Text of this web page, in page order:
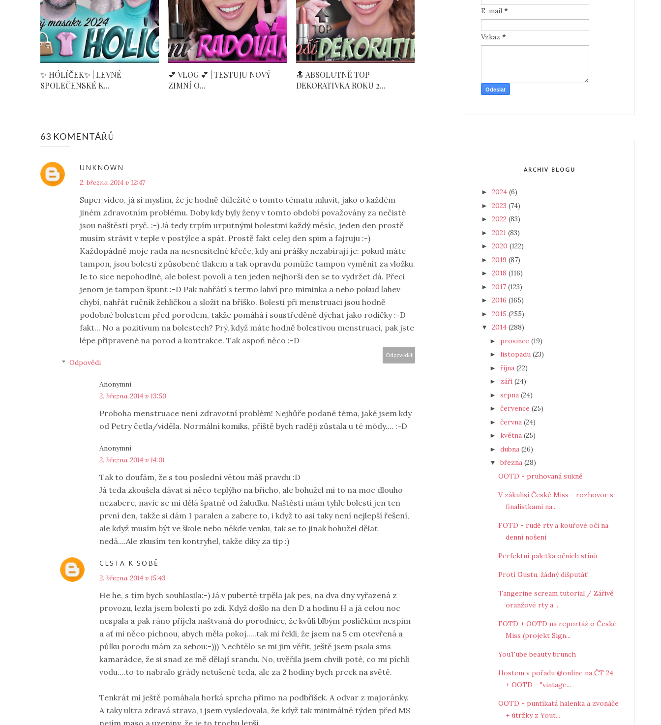
✨ HÓLÍČEK✨ | LEVNÉ
SPOLEČENSKÉ K...
💕 VLOG 💕 | TESTUJU NOVÝ
ZIMNÍ O...
🔝 ABSOLUTNĚ TOP
DEKORATIVKA ROKU 2...
63 KOMENTÁŘŮ
UNKNOWN
2. března 2014 v 12:47
Super video, já si myslím, že je hodně důležité o tomto tématu mluvit, jako o každém
jiném zdravotním problému. Doby kdy byly ženy v tomto období považovány za nečisté
jsou naštěstí pryč. :-) Já tedy trpím urputnými bolestmi každý měsíc, jeden den prostě
musím strávit v teple v postýlce a spát. Prostě fakt celej den spim a fajruju :-)
Každopádně moje rada na nesnesitelné křeče, kdy ani prášky nezabírají je: pokud máte
tampon, jsou bolesti způsobené tlakem a tak opravdu pomůže tampon vyměnit za vložku.
Je to sice nepohodlné, ale bolest povolí a ten jeden nejhorší den se to vydržet dá. Přeci
jenom je tampon špunt :-D Pak nahřátí s termo lahví pro miminka a nebo pokud lahev
chybí, nahřát ručník žehličkou a složit na bříško. Bolesti při menstruaci jsou hodně
podobné bolestem před porodem, takže pomáhá i soustředěně dýchat jako rodičky :-D
fakt... No a pozitivum na bolestech? Prý, když máte hodně bolestivou menstruaci, pak jste
lépe připravené na porod a kontrakce. Tak aspoň něco :-D
Odpovědět
Odpovědi
Anonymní
2. března 2014 v 13:50
Proboha menstruace není zdravotní problém! Nejhůře podané téma, jaké jsem kdy
od Petry četla/viděla. Normální komiks, příště bych raději zůstala u té módy.... :-D
Anonymní
2. března 2014 v 14:01
Tak to doufám, že s tou poslední větou máš pravdu :D
Já teda zkoušela dávat si něco teplýho na břicho, ale bohužel mi to na moc dlouho
nezabere, navíc se mi dělá špatně od žaludku. Naštěstí mám tyhle bolesti jen ten
první den, takže si dám 1 paralen a zabere to, i když to asi taky není nejlepší řešení,
ale když musím být ve škole nebo někde venku, tak se to jinak bohužel dělat
nedá....Ale zkusím ten kontryhel, takže díky za tip :)
CESTA K SOBĚ
2. března 2014 v 15:43
He he, s tím bych souhlasila:-) Já v pubertě trpěla jak pes, na dva dny vyřazená z
provozu, lezla jsem bolestí po zdi. Když došlo na den D a hodinu H a já celou noc
nespala a pak ráno přijela naštvaná do porodnice, že kvůli blbým poslíčkům nespím
a ať mi něco píchnou, abych měla pokoj.....tak mi řekli, že jsem na 5 cm otevřená a
půlku porodu mám za sebou:-))) Nechtělo se mi jim věřit, ještě jsem psala sms
kamarádce, že si snad ze mě dělají srandu. No, uvěřila jsem chvíli poté, co mi píchli
vodu....to to nabralo grády netušené teda, ale za 2 hodiny bych prcek na světě.
Tenkrát mi ještě pomáhala horká sprcha přimo na podbřišek. A odvar z majoránky.
A taky ultra zdravá strava, i jsem vysledovala, že když tak minimálně týden před MS
E-mail *
Vzkaz *
ARCHIV BLOGU
► 2024 (6)
► 2023 (74)
► 2022 (83)
► 2021 (83)
► 2020 (122)
► 2019 (87)
► 2018 (116)
► 2017 (123)
► 2016 (165)
► 2015 (255)
▼ 2014 (288)
► prosince (19)
► listopadu (23)
► října (22)
► září (24)
► srpna (24)
► července (25)
► června (24)
► května (25)
► dubna (26)
▼ března (28)
OOTD - pruhovaná sukně
V zákulisí České Miss - rozhovor s
finalistkami na...
FOTD - rudé rty a kouřové oči na
denní nošení
Perfektní paletka očních stínů
Proti Gustu, žádný dišputát!
Tangerine scream tutorial / Zářivě
oranžové rty a ...
FOTD + OOTD na reportáž o České
Miss (projekt Sign...
YouTube beauty brunch
Hostem v pořadu @online na ČT 24
+ OOTD - "vintage...
OOTD - puntíkatá halenka a zvonáče
+ útržky z Yout...